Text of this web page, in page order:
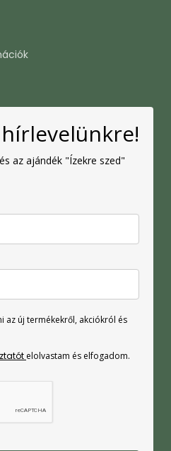
az ajándék "Ízekre szed"
az új termékekről, akciókról és
elolvastam és elfogadom.